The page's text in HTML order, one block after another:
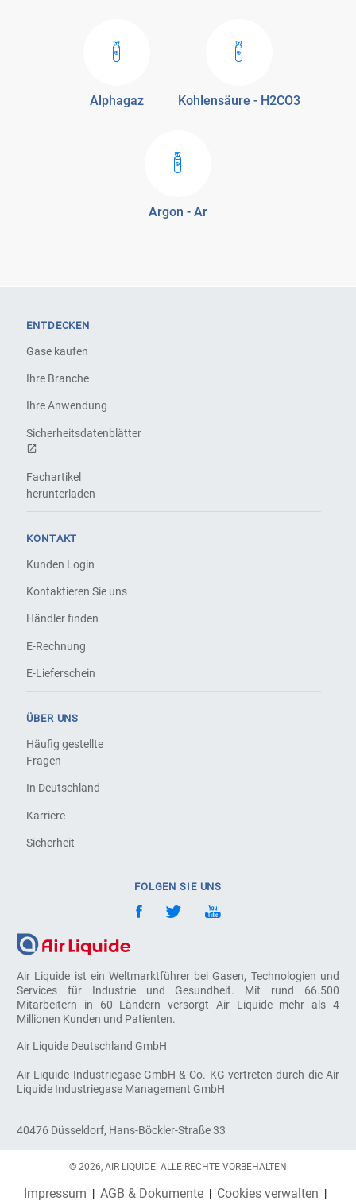
Alphagaz Kohlensäure - H2CO3
Argon - Ar
Air Liquide ist ein Weltmarktführer bei Gasen, Technologien und
Services für Industrie und Gesundheit. Mit rund 66.500
Mitarbeitern in 60 Ländern versorgt Air Liquide mehr als 4
Millionen Kunden und Patienten.
Air Liquide Deutschland GmbH
Air Liquide Industriegase GmbH & Co. KG vertreten durch die Air
Liquide Industriegase Management GmbH
40476 Düsseldorf, Hans-Böckler-Straße 33
ENTDECKEN
Gase kaufen
Ihre Branche
Ihre Anwendung
Sicherheitsdatenblätter
Fachartikel
herunterladen
KONTAKT
Kunden Login
Kontaktieren Sie uns
Händler finden
E-Rechnung
E-Lieferschein
ÜBER UNS
Häufig gestellte
Fragen
In Deutschland
Karriere
Sicherheit
FOLGEN SIE UNS
© 2026, AIR LIQUIDE. ALLE RECHTE VORBEHALTEN
Impressum AGB & Dokumente Cookies verwalten